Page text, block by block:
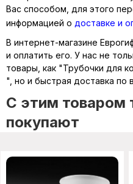
Вас способом, для этого
информацией о доставке и
В интернет-магазине
и оплатить его. У нас не
товары, как "Трубочки для
", но и быстрая доставка по
C этим товаром
покупают